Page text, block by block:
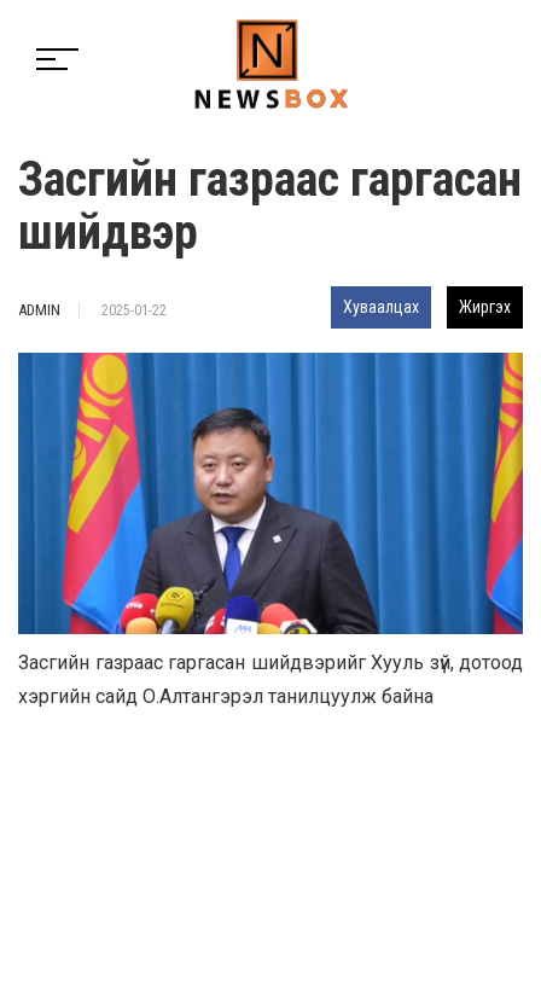
Засгийн газраас гаргасан
шийдвэр
ADMIN 2025-01-22 Хуваалцах Жиргэх
Засгийн газраас гаргасан шийдвэрийг Хууль зүй, дотоод
хэргийн сайд О.Алтангэрэл танилцуулж байна